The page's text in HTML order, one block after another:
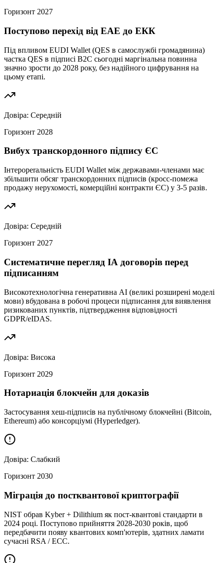
Горизонт 2027
Поступово перехід від ЕАЕ до ЕКК
Під впливом EUDI Wallet (QES в самослужбі громадянина)
частка QES в підписі B2C сьогодні маргінальна повинна
значно зрости до 2028 року, без надійного цифрування на
цьому етапі.
Довіра: Середній
Горизонт 2028
Вибух транскордонного підпису ЄС
Інтерoperaльність EUDI Wallet між державами-членами має
збільшити обсяг транскордонних підписів (кросс-помежа
продажу нерухомості, комерційні контракти ЄС) у 3-5 разів.
Довіра: Середній
Горизонт 2027
Систематичне перегляд ІА договорів перед
підписанням
Високотехнологічна генеративна АІ (великі розширені моделі
мови) вбудована в робочі процеси підписання для виявлення
ризикованих пунктів, підтвердження відповідності
GDPR/eIDAS.
Довіра: Висока
Горизонт 2029
Нотариація блокчейн для доказів
Застосування хеш-підписів на публічному блокчейні (Bitcoin,
Ethereum) або консорціумі (Hyperledger).
Довіра: Слабкий
Горизонт 2030
Міграція до постквантової криптографії
NIST обрав Kyber + Dilithium як пост-квантові стандарти в
2024 році. Поступово прийняття 2028-2030 років, щоб
передбачити появу квантових комп'ютерів, здатних ламати
сучасні RSA / ECC.